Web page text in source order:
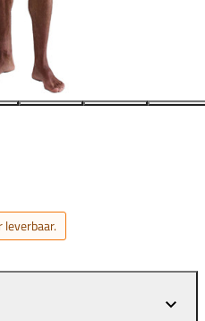
leverbaar.